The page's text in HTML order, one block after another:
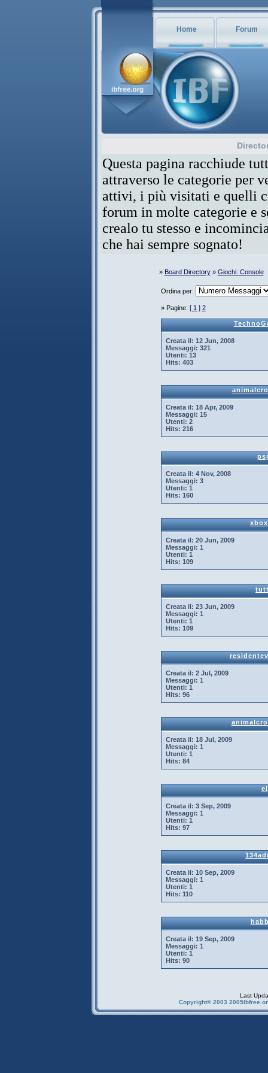
Home Forum
Questa pagina racchiude
attraverso le categorie per
attivi, i più visitati e quelli
forum in molte categorie e
crealo tu stesso e
che hai sempre sognato!
» Board Directory» Giochi: Console
Ordina per:
» Pagine: [ 1 ] 2
Creata il: 12 Jun, 2008
Messaggi: 321
Utenti: 13
Hits: 403
Creata il: 18 Apr, 2009
Messaggi: 15
Utenti: 2
Hits: 216
Creata il: 4 Nov, 2008
Messaggi: 3
Utenti: 1
Hits: 160
Creata il: 20 Jun, 2009
Messaggi: 1
Utenti: 1
Hits: 109
Creata il: 23 Jun, 2009
Messaggi: 1
Utenti: 1
Hits: 109
Creata il: 2 Jul, 2009
Messaggi: 1
Utenti: 1
Hits: 96
Creata il: 18 Jul, 2009
Messaggi: 1
Utenti: 1
Hits: 84
Creata il: 3 Sep, 2009
Messaggi: 1
Utenti: 1
Hits: 97
Creata il: 10 Sep, 2009
Messaggi: 1
Utenti: 1
Hits: 110
Creata il: 19 Sep, 2009
Messaggi: 1
Utenti: 1
Hits: 90
Last
Copyright© 2003